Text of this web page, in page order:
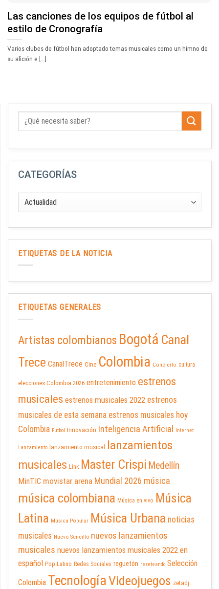
Las canciones de los equipos de fútbol al
estilo de Cronografía
Varios clubes de fútbol han adoptado temas musicales como un himno de
su afición e [...]
CATEGORÍAS
ETIQUETAS DE LA NOTICIA
ETIQUETAS GENERALES
Artistas colombianos Bogotá Canal
Trece CanalTrece Cine Colombia Concierto cultura
elecciones Colombia 2026 entretenimiento estrenos
musicales estrenos musicales 2022 estrenos
musicales de esta semana estrenos musicales hoy
Colombia Futbol Innovación Inteligencia Artificial Internet
Lanzamiento lanzamiento musical
lanzamientos
musicales Link Master Crispi Medellín
MinTIC movistar arena Mundial 2026 música
música colombiana Música en vivo Música
Latina Música Popular Música Urbana noticias
musicales Nuevo Sencillo nuevos lanzamientos
musicales nuevos lanzamientos musicales 2022 en
español Pop Latino Redes Sociales reguetón rezeteando Selección
Colombia TecnologíaVideojuegos zetadj